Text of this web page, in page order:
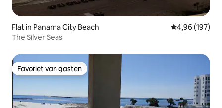
Flat in Panama City Beach Gemiddelde
4,96 (197)
The Silver Seas
Favoriet van gasten
Favoriet van gasten